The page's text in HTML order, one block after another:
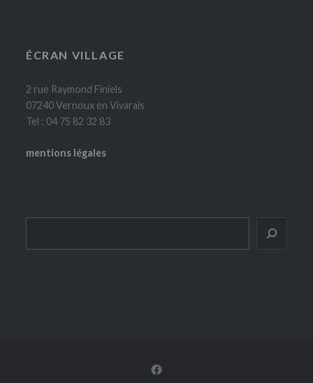
ÉCRAN VILLAGE
2 rue Raymond Finiels
07240 Vernoux en Vivarais
Tel : 04 75 82 32 83
mentions légales
Facebook